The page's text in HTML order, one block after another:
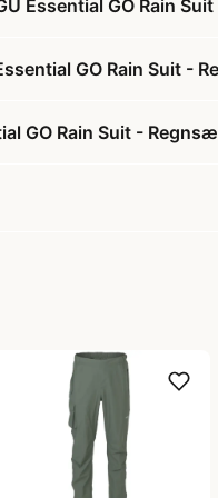
Essential GO Rain
GO Rain Suit -
GO Rain Suit -